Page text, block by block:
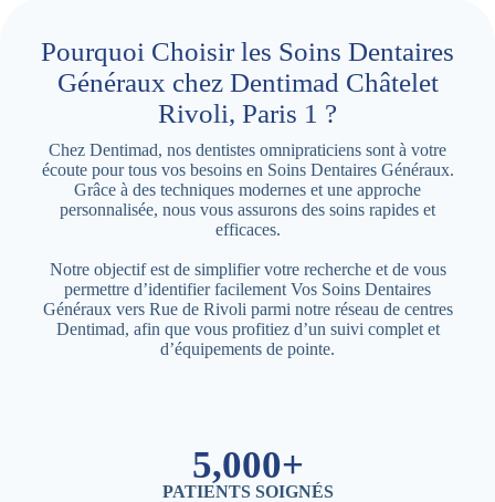
Pourquoi Choisir les Soins Dentaires
Généraux chez Dentimad Châtelet
Rivoli, Paris 1 ?
Chez Dentimad, nos dentistes omnipraticiens sont à votre
écoute pour tous vos besoins en Soins Dentaires Généraux.
Grâce à des techniques modernes et une approche
personnalisée, nous vous assurons des soins rapides et
efficaces.
Notre objectif est de simplifier votre recherche et de vous
permettre d’identifier facilement Vos Soins Dentaires
Généraux vers Rue de Rivoli parmi notre réseau de centres
Dentimad, afin que vous profitiez d’un suivi complet et
d’équipements de pointe.
5,000+
PATIENTS SOIGNÉS